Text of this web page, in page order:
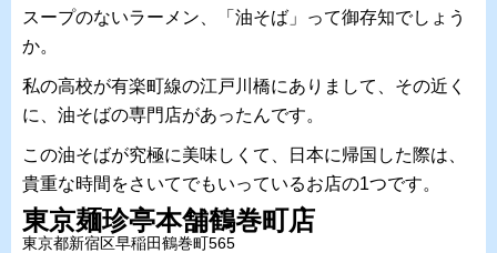
スープのないラーメン、「油そば」って御存知でしょう
か。
私の高校が有楽町線の江戸川橋にありまして、その近く
に、油そばの専門店があったんです。
この油そばが究極に美味しくて、日本に帰国した際は、
貴重な時間をさいてでもいっているお店の1つです。
東京麺珍亭本舗鶴巻町店
東京都新宿区早稲田鶴巻町565